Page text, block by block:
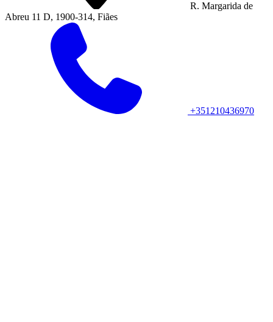
R. Margarida de
Abreu 11 D, 1900-314, Fiães
+351210436970